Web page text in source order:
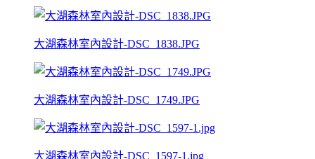
大湖森林室內設計-DSC_1838.JPG
大湖森林室內設計-DSC_1749.JPG
大湖森林室內設計-DSC_1597-1.jpg